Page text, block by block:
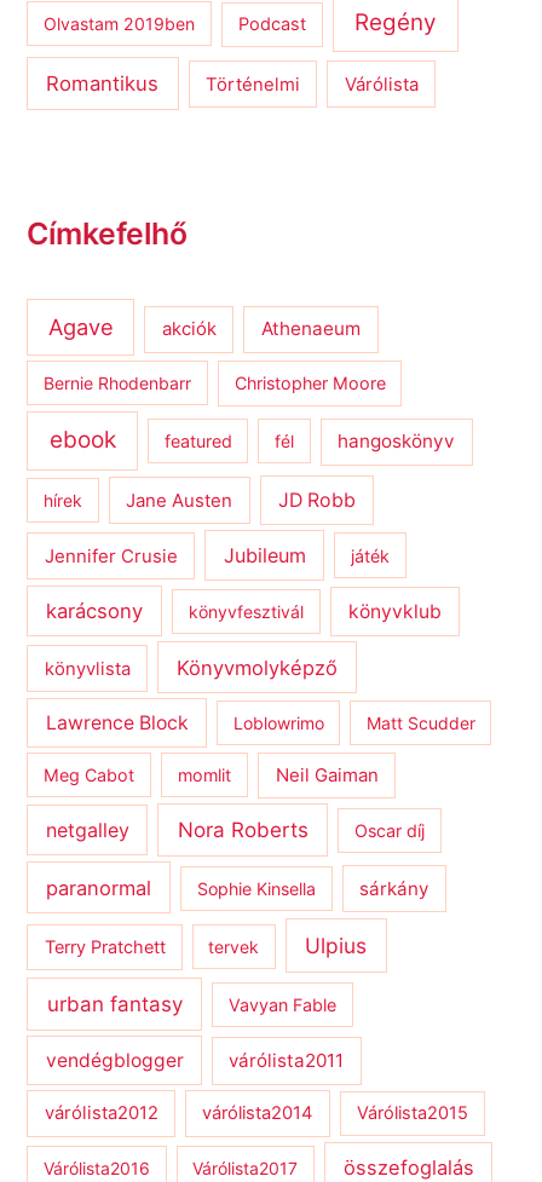
Olvastam 2019ben Podcast Regény
Romantikus Történelmi Várólista
Címkefelhő
Agave akciók Athenaeum
Bernie Rhodenbarr Christopher Moore
ebook featured fél hangoskönyv
hírek Jane Austen JD Robb
Jennifer Crusie Jubileum játék
karácsony könyvfesztivál könyvklub
könyvlista Könyvmolyképző
Lawrence Block Loblowrimo Matt Scudder
Meg Cabot momlit Neil Gaiman
netgalley Nora Roberts Oscar díj
paranormal Sophie Kinsella sárkány
Terry Pratchett tervek Ulpius
urban fantasy Vavyan Fable
vendégblogger várólista2011
várólista2012 várólista2014 Várólista2015
Várólista2016 Várólista2017 összefoglalás